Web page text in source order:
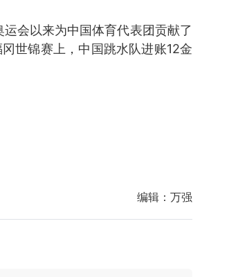
会以来为中国体育代表团贡献了
世锦赛上，中国跳水队进账12金
编辑： 万强